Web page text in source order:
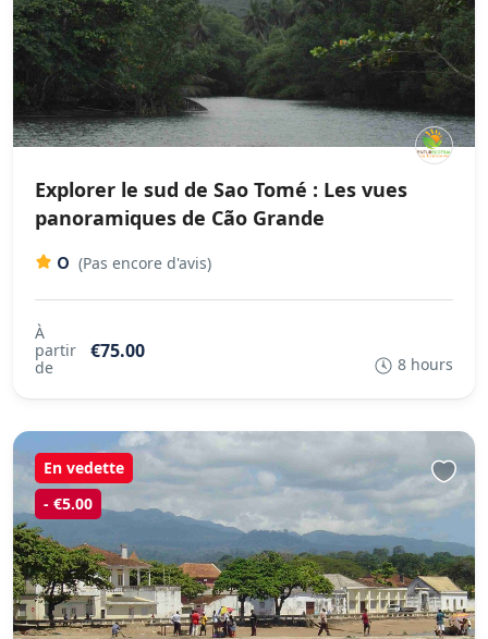
Explorer le sud de Sao Tomé : Les vues
panoramiques de Cão Grande
0 (Pas encore d'avis)
À
partir
de
€75.00
8 hours
En vedette
- €5.00